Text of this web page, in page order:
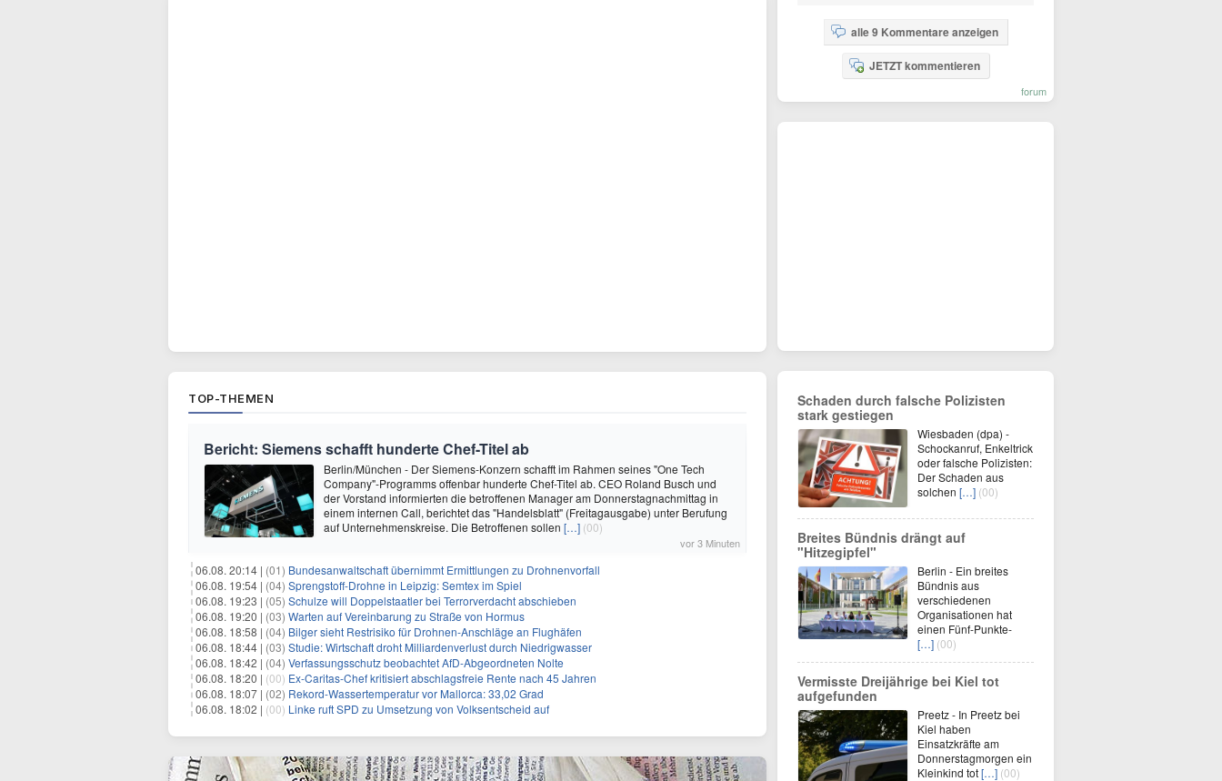
TOP-THEMEN
Bericht: Siemens schafft hunderte Chef-Titel ab
Berlin/München - Der Siemens-Konzern schafft im Rahmen seines "One Tech
Company"-Programms offenbar hunderte Chef-Titel ab. CEO Roland Busch und
der Vorstand informierten die betroffenen Manager am Donnerstagnachmittag in
einem internen Call, berichtet das "Handelsblatt" (Freitagausgabe) unter Berufung
auf Unternehmenskreise. Die Betroffenen sollen […] (00)
vor 3 Minuten
06.08. 20:14 | (01) Bundesanwaltschaft übernimmt Ermittlungen zu Drohnenvorfall
06.08. 19:54 | (04) Sprengstoff-Drohne in Leipzig: Semtex im Spiel
06.08. 19:23 | (05) Schulze will Doppelstaatler bei Terrorverdacht abschieben
06.08. 19:20 | (03) Warten auf Vereinbarung zu Straße von Hormus
06.08. 18:58 | (04) Bilger sieht Restrisiko für Drohnen-Anschläge an Flughäfen
06.08. 18:44 | (03) Studie: Wirtschaft droht Milliardenverlust durch Niedrigwasser
06.08. 18:42 | (04) Verfassungsschutz beobachtet AfD-Abgeordneten Nolte
06.08. 18:20 | (00) Ex-Caritas-Chef kritisiert abschlagsfreie Rente nach 45 Jahren
06.08. 18:07 | (02) Rekord-Wassertemperatur vor Mallorca: 33,02 Grad
06.08. 18:02 | (00) Linke ruft SPD zu Umsetzung von Volksentscheid auf
alle 9 Kommentare anzeigen
JETZT kommentieren
forum
Schaden durch falsche Polizisten
stark gestiegen
Wiesbaden (dpa) -
Schockanruf, Enkeltrick
oder falsche Polizisten:
Der Schaden aus
solchen […] (00)
Breites Bündnis drängt auf
"Hitzegipfel"
Berlin - Ein breites
Bündnis aus
verschiedenen
Organisationen hat
einen Fünf-Punkte-
[…] (00)
Vermisste Dreijährige bei Kiel tot
aufgefunden
Preetz - In Preetz bei
Kiel haben
Einsatzkräfte am
Donnerstagmorgen ein
Kleinkind tot[…] (00)